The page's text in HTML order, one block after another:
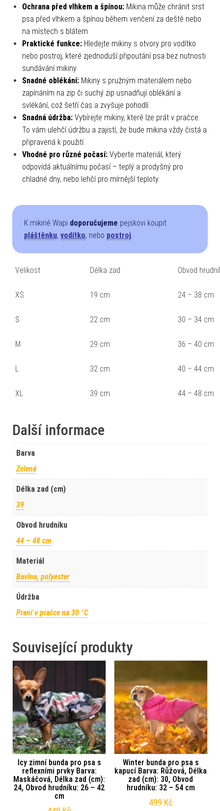
Ochrana před vlhkem a špínou: Mikina může chránit srst
psa před vlhkem a špínou během venčení za deště nebo
na místech s blátem
Praktické funkce: Hledejte mikiny s otvory pro vodítko
nebo postroj, které zjednoduší připoutání psa bez nutnosti
sundávání mikiny.
Snadné oblékání: Mikiny s pružným materiálem nebo
zapínáním na zip či suchý zip usnadňují oblékání a
svlékání, což šetří čas a zvyšuje pohodlí.
Snadná údržba: Vybírejte mikiny, které lze prát v pračce.
To vám ulehčí údržbu a zajistí, že bude mikina vždy čistá a
připravená k použití.
Vhodné pro různé počasí: Vyberte materiál, který
odpovídá aktuálnímu počasí – teplý a prodyšný pro
chladné dny, nebo lehčí pro mírnější teploty.
K mikině Wapi doporučujeme pejskovi koupit
pláštěnku, vodítko, nebo postroj.
Velikost Délka zad Obvod
XS 19 cm 24 – 38 cm
S 22 cm 30 – 34 cm
M 29 cm 36 – 40 cm
L 32 cm 40 – 44 cm
XL 39 cm 44 – 48 cm
Další informace
Barva
Zelená
Délka zad (cm)
39
Obvod hrudníku
44 – 48 cm
Materiál
Bavlna, polyester
Údržba
Praní v pračce na 30 °C
Související produkty
Icy zimní bunda pro psa s
reflexními prvky Barva:
Maskáčová, Délka zad (cm):
24, Obvod hrudníku: 26 – 42
cm
Winter bunda pro psa s
kapucí Barva: Růžová, Délka
zad (cm): 30, Obvod
hrudníku: 32 – 54 cm
499 Kč